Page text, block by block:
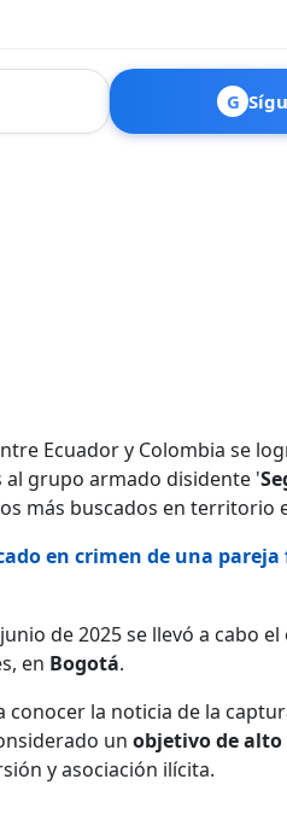
G
Ecuador y Colombia se
grupo armado disidente '
más buscados en territorio
en crimen de una pareja
de 2025 se llevó a cabo
en Bogotá.
conocer la noticia de la
un objetivo de alto
y asociación ilícita.